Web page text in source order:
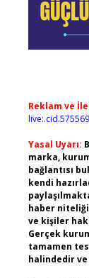
Reklam ve
Yasal Uyarı:
marka,
bağlantısı
kendi
haber
ve kişiler
Gerçek
tamamen
halindedir